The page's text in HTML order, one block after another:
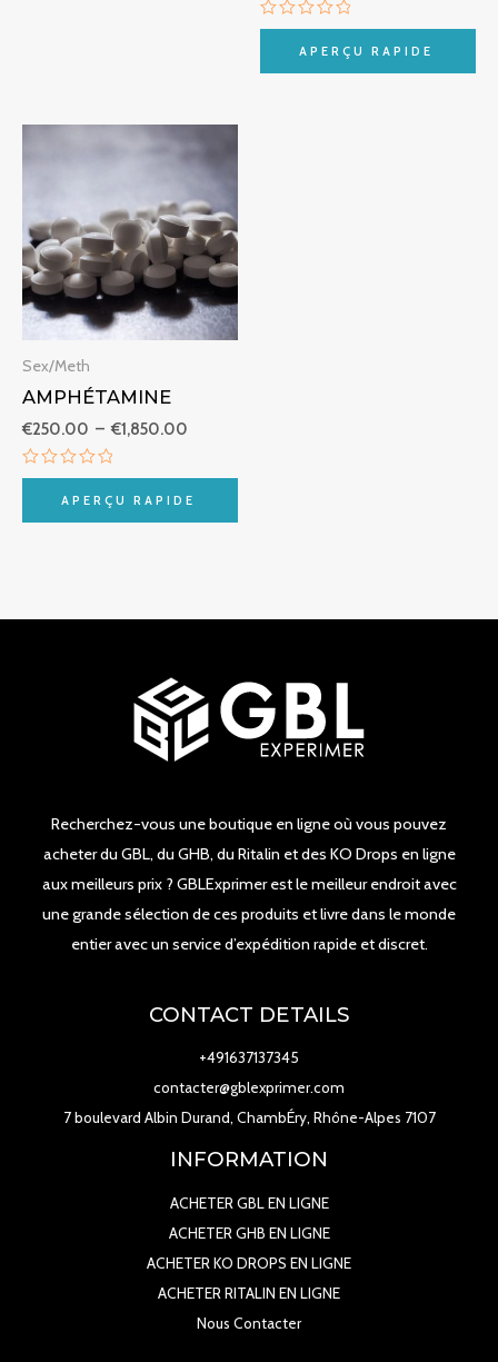
Note
5
APERÇU RAPIDE
Sex/Meth
AMPHÉTAMINE
€250.00 – €1,850.00
prix :
€250.00
à
€1,850.00
Note
5
APERÇU RAPIDE
Recherchez-vous une boutique en ligne où vous pouvez
acheter du GBL, du GHB, du Ritalin et des KO Drops en ligne
aux meilleurs prix ? GBLExprimer est le meilleur endroit avec
une grande sélection de ces produits et livre dans le monde
entier avec un service d’expédition rapide et discret.
CONTACT DETAILS
+491637137345
contacter@gblexprimer.com
7 boulevard Albin Durand, ChambÉry, Rhône-Alpes 7107
INFORMATION
ACHETER GBL EN LIGNE
ACHETER GHB EN LIGNE
ACHETER KO DROPS EN LIGNE
ACHETER RITALIN EN LIGNE
Nous Contacter